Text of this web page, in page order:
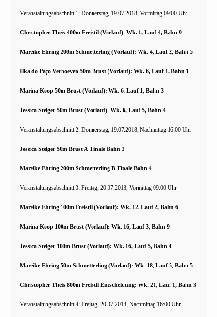
Veranstaltungsabschnitt 1: Donnerstag, 19.07.2018, Vormittag 09:00 Uhr
Christopher Theis 400m Freistil (Vorlauf): Wk. 1, Lauf 4, Bahn 9
Mareike Ehring 200m Schmetterling (Vorlauf): Wk. 4, Lauf 2, Bahn 5
Ilka do Paço Verhoeven 50m Brust (Vorlauf): Wk. 6, Lauf 1, Bahn 1
Marina Koop 50m Brust (Vorlauf): Wk. 6, Lauf 1, Bahn 3
Jessica Steiger 50m Brust (Vorlauf): Wk. 6, Lauf 5, Bahn 4
Veranstaltungsabschnitt 2: Donnerstag, 19.07.2018, Nachmittag 16:00 Uhr
Jessica Steiger 50m Brust A-Finale Bahn 3
Mareike Ehring 200m Schmetterling B-Finale Bahn 4
Veranstaltungsabschnitt 3: Freitag, 20.07.2018, Vormittag 09:00 Uhr
Mareike Ehring 100m Freistil (Vorlauf): Wk. 12, Lauf 2, Bahn 6
Marina Koop 100m Brust (Vorlauf): Wk. 16, Lauf 3, Bahn 9
Jessica Steiger 100m Brust (Vorlauf): Wk. 16, Lauf 5, Bahn 4
Mareike Ehring 50m Schmetterling (Vorlauf): Wk. 18, Lauf 5, Bahn 5
Christopher Theis 800m Freistil Entscheidung: Wk. 21, Lauf 1, Bahn 3
Veranstaltungsabschnitt 4: Freitag, 20.07.2018, Nachmittag 16:00 Uhr